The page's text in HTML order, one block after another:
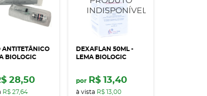
ANTITETÂNICO
BIOLOGIC
28,50
R$ 27,64
DEXAFLAN 50ML -
LEMA BIOLOGIC
por R$ 13,40
à vista R$ 13,00